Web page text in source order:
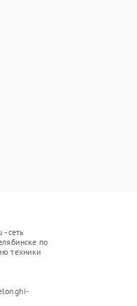
сеть
по
техники